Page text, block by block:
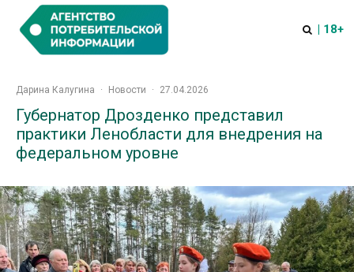
| 18+
Дарина Калугина · Новости · 27.04.2026
Губернатор Дрозденко представил
практики Ленобласти для внедрения на
федеральном уровне